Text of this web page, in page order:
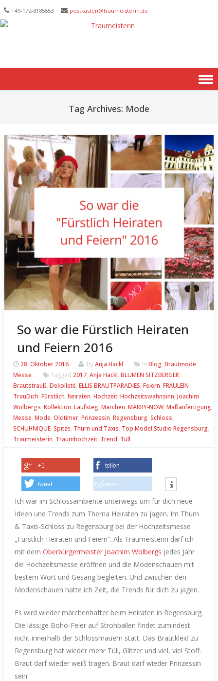
+49-172-­8185553 postkasten@traumeisterin.de
Tag Archives: Mode
So war die Fürstlich Heiraten
und Feiern 2016
28. Oktober 2016 byAnja Hackl In Blog, Brautmode,
Messe
Tagged 2017, Anja Hackl, BLUMEN SITZBERGER,
Brautstrauß, Dekolletè, ELLIS BRAUTPARADIES, Feiern, FRÄULEIN
TrauDich, Fürstlich, heiraten, Hochzeit, Hochzeitswahnsinn, Joachim
Wolbergs, Kollektion, Laufsteg, Märchen, MARRY-NOW, Maßanfertigung,
Messe, Mode, Oldtimer, Prinzessin, Regensburg, Schloss,
SCHUHNIQUE, Spitze, Thurn und Taxis, Top Model Studio Regensburg,
Traumeisterin, Traumhochzeit, Trend, Tüll
+1 teilen
tweet teilen
Ich war im Schlossambiente unterwegs um für dich neue
Ideen und Trends zum Thema Heiraten zu jagen. Im Thurn
& Taxis-Schloss zu Regensburg bei der Hochzeitsmesse
„Fürstlich Heiraten und Feiern“. Als Traumeisterin darf ich
mit dem Oberbürgermeister Joachim Wolbergs jedes Jahr
die Hochzeitsmesse eröffnen und die Modenschauen mit
bestem Wort und Gesang begleiten. Und zwischen den
Modenschauen hatte ich Zeit, die Trends für dich zu jagen.
Es wird wieder märchenhafter beim Heiraten in Regensburg.
Die lässige Boho-Feier auf Strohballen findet zumindest
nicht innerhalb der Schlossmauern statt. Das Brautkleid zu
Regensburg hat wieder mehr Tüll, Glitzer und viel, viel Stoff.
Braut darf wieder weiß tragen. Braut darf wieder Prinzessin
sein.